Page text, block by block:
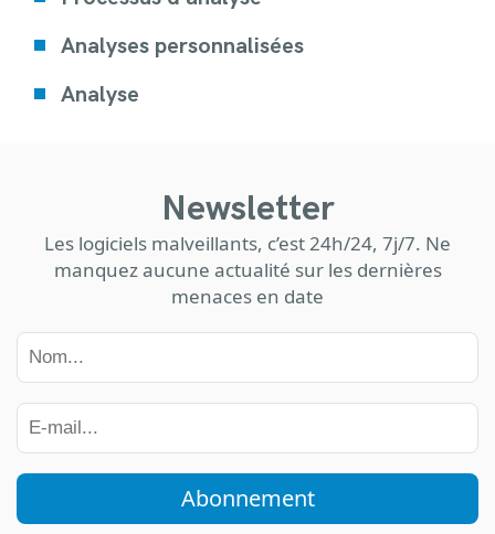
Analyses personnalisées
Analyse
Newsletter
Les logiciels malveillants, c’est 24h/24, 7j/7. Ne
manquez aucune actualité sur les dernières
menaces en date
Abonnement